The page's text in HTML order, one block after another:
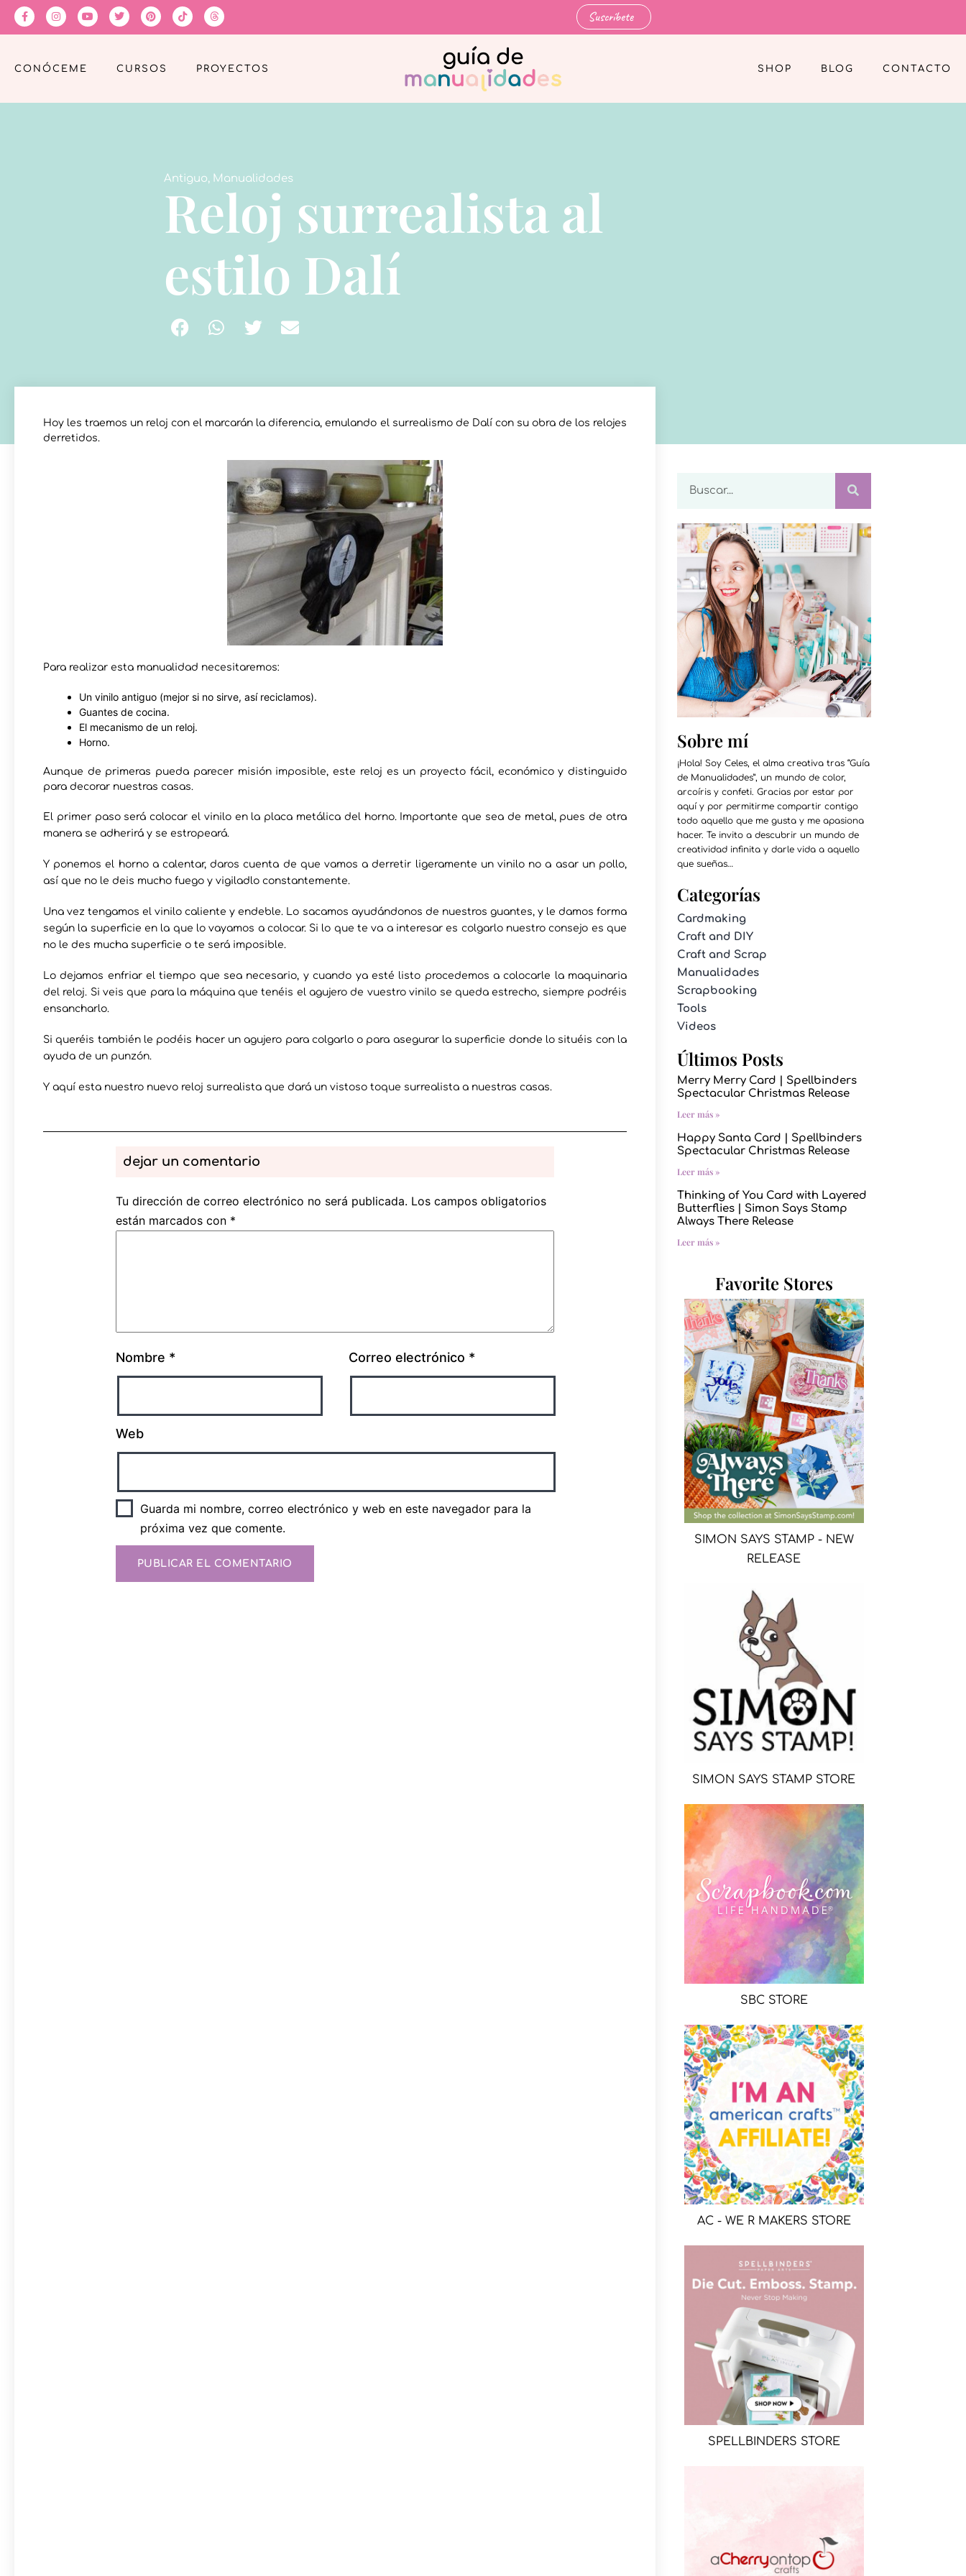
Suscríbete
CONÓCEME CURSOS PROYECTOS SHOP BLOG CONTACTO
Antiguo, Manualidades
Reloj surrealista al
estilo Dalí
Hoy les traemos un reloj con el marcarán la diferencia, emulando el surrealismo de Dalí con su obra de los relojes
derretidos.
Para realizar esta manualidad necesitaremos:
Un vinilo antiguo (mejor si no sirve, así reciclamos).
Guantes de cocina.
El mecanismo de un reloj.
Horno.
Aunque de primeras pueda parecer misión imposible, este reloj es un proyecto fácil, económico y distinguido
para decorar nuestras casas.
El primer paso será colocar el vinilo en la placa metálica del horno. Importante que sea de metal, pues de otra
manera se adherirá y se estropeará.
Y ponemos el horno a calentar, daros cuenta de que vamos a derretir ligeramente un vinilo no a asar un pollo,
así que no le deis mucho fuego y vigiladlo constantemente.
Una vez tengamos el vinilo caliente y endeble. Lo sacamos ayudándonos de nuestros guantes, y le damos forma
según la superficie en la que lo vayamos a colocar. Si lo que te va a interesar es colgarlo nuestro consejo es que
no le des mucha superficie o te será imposible.
Lo dejamos enfriar el tiempo que sea necesario, y cuando ya esté listo procedemos a colocarle la maquinaria
del reloj. Si veis que para la máquina que tenéis el agujero de vuestro vinilo se queda estrecho, siempre podréis
ensancharlo.
Si queréis también le podéis hacer un agujero para colgarlo o para asegurar la superficie donde lo situéis con la
ayuda de un punzón.
Y aquí esta nuestro nuevo reloj surrealista que dará un vistoso toque surrealista a nuestras casas.
dejar un comentario
Tu dirección de correo electrónico no será publicada. Los campos obligatorios
están marcados con *
Nombre * Correo electrónico *
Web
Guarda mi nombre, correo electrónico y web en este navegador para la
próxima vez que comente.
Sobre mí
¡Hola! Soy Celes, el alma creativa tras “Guía
de Manualidades”, un mundo de color,
arcoíris y confeti. Gracias por estar por
aquí y por permitirme compartir contigo
todo aquello que me gusta y me apasiona
hacer. Te invito a descubrir un mundo de
creatividad infinita y darle vida a aquello
que sueñas…
Categorías
Cardmaking
Craft and DIY
Craft and Scrap
Manualidades
Scrapbooking
Tools
Videos
Últimos Posts
Merry Merry Card | Spellbinders
Spectacular Christmas Release
Leer más »
Happy Santa Card | Spellbinders
Spectacular Christmas Release
Leer más »
Thinking of You Card with Layered
Butterflies | Simon Says Stamp
Always There Release
Leer más »
Favorite Stores
SIMON SAYS STAMP - NEW
RELEASE
SIMON SAYS STAMP STORE
SBC STORE
AC - WE R MAKERS STORE
SPELLBINDERS STORE